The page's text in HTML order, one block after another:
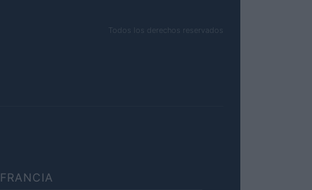
Todos los derechos reservados
FRANCIA